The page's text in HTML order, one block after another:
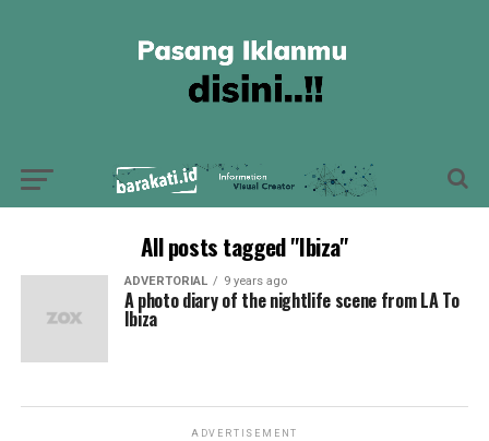
All posts tagged "Ibiza"
ADVERTORIAL 9 years ago
A photo diary of the nightlife scene from LA To
Ibiza
ADVERTISEMENT